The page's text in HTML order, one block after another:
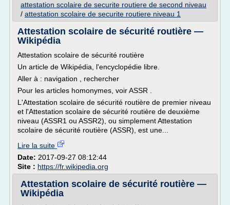
attestation scolaire de securite routiere de second niveau
/ attestation scolaire de securite routiere niveau 1
Attestation scolaire de sécurité routière —
Wikipédia
Attestation scolaire de sécurité routière
Un article de Wikipédia, l'encyclopédie libre.
Aller à : navigation , rechercher
Pour les articles homonymes, voir ASSR .
L'Attestation scolaire de sécurité routière de premier niveau
et l'Attestation scolaire de sécurité routière de deuxième
niveau (ASSR1 ou ASSR2), ou simplement Attestation
scolaire de sécurité routière (ASSR), est une...
Lire la suite
Date: 2017-09-27 08:12:44
Site : https://fr.wikipedia.org
Attestation scolaire de sécurité routière —
Wikipédia